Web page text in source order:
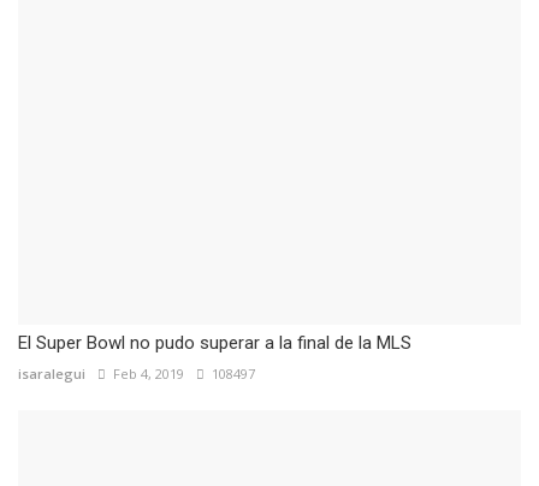
El Super Bowl no pudo superar a la final de la MLS
isaralegui Feb 4, 2019 108497